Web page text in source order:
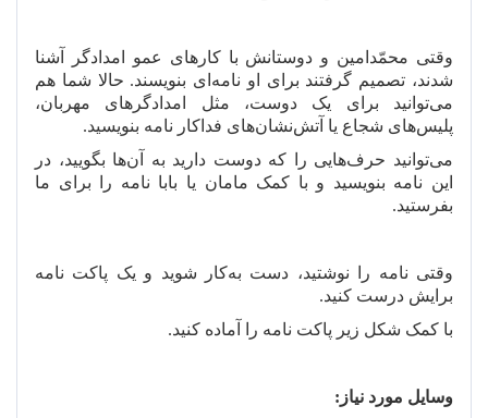
وقتی محمّدامین و دوستانش با کارهای عمو امدادگر آشنا
شدند، تصمیم گرفتند برای او نامه ای بنویسند. حالا شما هم
میتوانید برای یک دوست، مثل امدادگرهای مهربان،
پلیسهای شجاع یا آتشنشانهای فداکار نامه بنویسید.
میتوانید حرفهایی را که دوست دارید به آنها بگویید، در
این نامه بنویسید و با کمک مامان یا بابا نامه را برای ما
بفرستید.
وقتی نامه را نوشتید، دست بهکار شوید و یک پاکت نامه
برایش درست کنید.
با کمک شکل زیر پاکت نامه را آماده کنید.
وسایل مورد نیاز: